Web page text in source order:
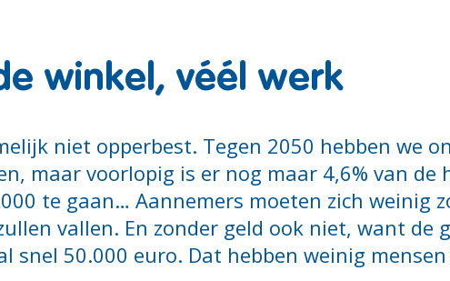
winkel, véél werk
niet opperbest. Tegen 2050 hebben we
maar voorlopig is er nog maar 4,6% van de
te gaan… Aannemers moeten zich weinig
vallen. En zonder geld ook niet, want de
snel 50.000 euro. Dat hebben weinig